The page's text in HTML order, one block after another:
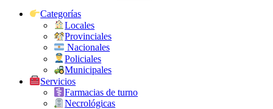
Categorías
Locales
Provinciales
Nacionales
Policiales
Municipales
Servicios
Farmacias de turno
Necrológicas